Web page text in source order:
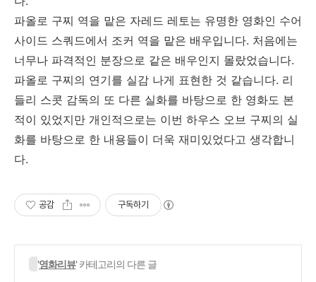
파올로 구찌 역을 맡은 자레드 레토는 유명한 영화인 수어
사이드 스쿼드에서 조커 역을 맡은 배우입니다. 처음에는
너무나 파격적인 분장으로 같은 배우인지 몰랐었습니다.
파올로 구찌의 연기를 실감 나게 표현한 것 같습니다. 리
들리 스콧 감독의 또 다른 실화를 바탕으로 한 영화도 본
적이 있었지만 개인적으로는 이번 하우스 오브 구찌의 실
화를 바탕으로 한 내용들이 더욱 재미있었다고 생각합니
다.
공감 구독하기
'영화리뷰' 카테고리의 다른 글